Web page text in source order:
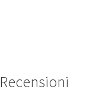
Recensioni